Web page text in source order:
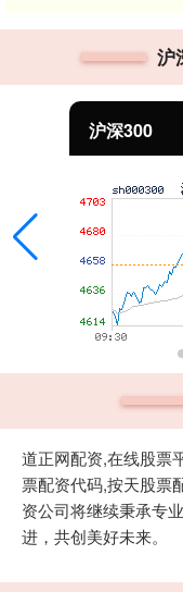
沪
沪深300
道正网配资,在线股票
票配资代码,按天股票
资公司将继续秉承专
进，共创美好未来。